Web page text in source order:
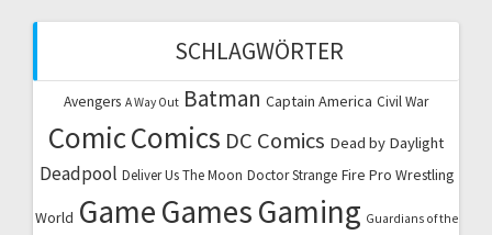
SCHLAGWÖRTER
Avengers A Way Out Batman Captain America Civil War
ComicComics DC Comics Dead by Daylight
Deadpool Deliver Us The Moon Doctor Strange Fire Pro Wrestling
World GameGamesGaming Guardians of the